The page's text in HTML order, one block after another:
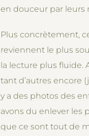
en douceur par leurs
Plus concrètement,
reviennent le plus
la lecture plus fluide.
tant d’autres encore
y a des photos des
avons du enlever les
que ce sont tout de